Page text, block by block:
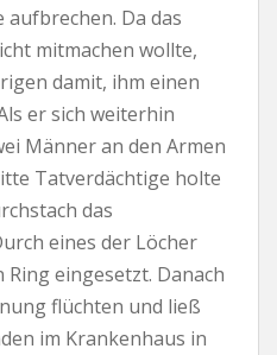
Da das
mitmachen wollte,
damit, ihm einen
er sich weiterhin
Männer an den Armen
Tatverdächtige holte
das
eines der Löcher
eingesetzt. Danach
flüchten und ließ
im Krankenhaus in